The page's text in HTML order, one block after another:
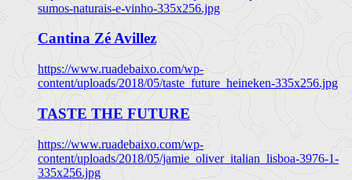
sumos-naturais-e-vinho-335x256.jpg
Cantina Zé Avillez
https://www.ruadebaixo.com/wp-
content/uploads/2018/05/taste_future_heineken-335x256.jpg
TASTE THE FUTURE
https://www.ruadebaixo.com/wp-
content/uploads/2018/05/jamie_oliver_italian_lisboa-3976-1-
335x256.jpg